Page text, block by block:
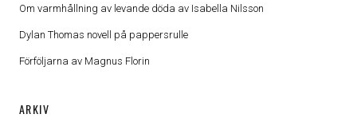
Om varmhållning av levande döda av Isabella Nilsson
Dylan Thomas novell på pappersrulle
Förföljarna av Magnus Florin
ARKIV